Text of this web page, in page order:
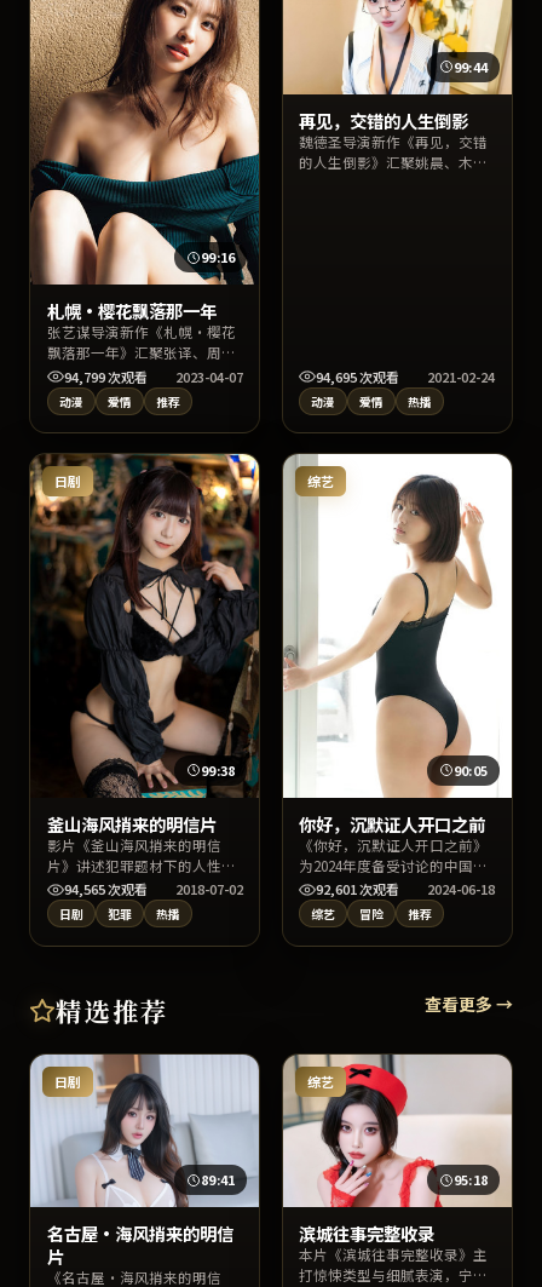
99:16
札幌·樱花飘落那一年
张艺谋导演新作《札幌·樱花
飘落那一年》汇聚张译、周
迅、朴宝剑等实力阵容，背景
设定于中国台湾当代都市与边
缘社群。作品以爱情叙事切入
社会议题，影像质感出色，适
合关键词检索“爱情”“中国
台湾影视”用户观看。
94,799次观看 2023-04-07
动漫 爱情 推荐
99:44
再见，交错的人生倒影
魏德圣导演新作《再见，交错
的人生倒影》汇聚姚晨、木村
94,695次观看 2021-02-24
动漫 爱情 热播
日剧
99:38
釜山海风捎来的明信片
影片《釜山海风捎来的明信
片》讲述犯罪题材下的人性明
暗与命运交错，陈凯歌执导，
裴斗娜、倪妮、绫濑遥领衔主
演。上线以来口碑稳健，适合
喜爱日本影视与高质量对白的
94,565次观看 2018-07-02
日剧 犯罪 热播
综艺
90:05
你好，沉默证人开口之前
《你好，沉默证人开口之前》
为2024年度备受讨论的中国台
湾冒险片，主演张译、木村拓
哉、周迅与导演魏德圣的合作
火花十足。影片在情节反转与
人物动机刻画上均有亮点，适
92,601次观看 2024-06-18
综艺 冒险 推荐
精选推荐 查看更多 →
日剧
89:41
名古屋·海风捎来的明信
片
《名古屋·海风捎来的明信
综艺
95:18
滨城往事完整收录
本片《滨城往事完整收录》主
打惊悚类型与细腻表演，宁浩